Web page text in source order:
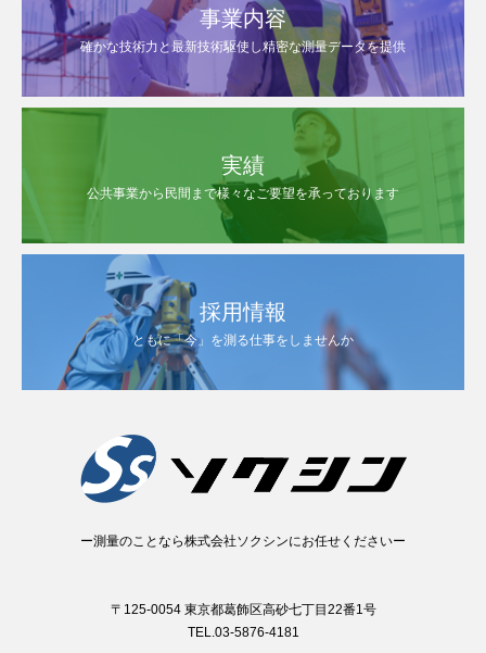
事業内容
確かな技術力と最新技術駆使し精密な測量データを提供
実績
公共事業から民間まで様々なご要望を承っております
採用情報
ともに「今」を測る仕事をしませんか
ー測量のことなら株式会社ソクシンにお任せくださいー
〒125-0054 東京都葛飾区高砂七丁目22番1号
TEL.03-5876-4181